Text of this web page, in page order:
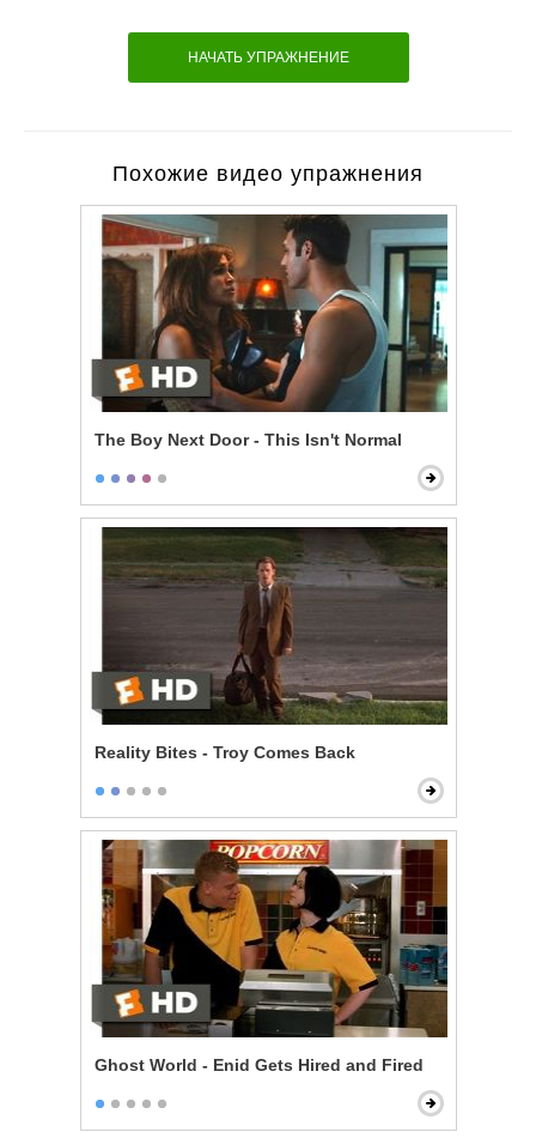
НАЧАТЬ УПРАЖНЕНИЕ
Похожие видео упражнения
The Boy Next Door - This Isn't Normal
Reality Bites - Troy Comes Back
Ghost World - Enid Gets Hired and Fired